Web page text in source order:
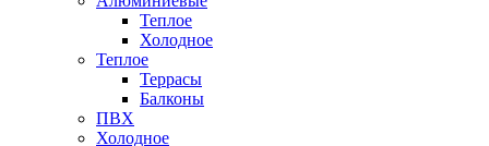
Теплое
Холодное
Теплое
Террасы
Балконы
ПВХ
Холодное